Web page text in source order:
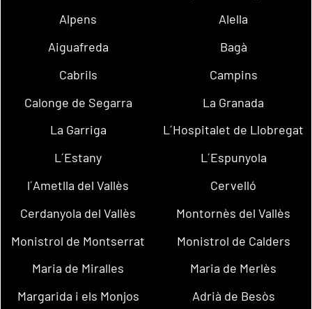
Alpens
Alella
Aiguafreda
Bagà
Cabrils
Campins
Calonge de Segarra
La Granada
La Garriga
L´Hospitalet de Llobregat
L´Estany
L´Espunyola
l´Ametlla del Vallès
Cervelló
Cerdanyola del Vallès
Montornès del Vallès
Monistrol de Montserrat
Monistrol de Calders
Maria de Miralles
Maria de Merlès
Margarida i els Monjos
Adrià de Besòs